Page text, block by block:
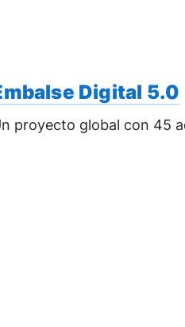
Digital 5.0
proyecto global con 45